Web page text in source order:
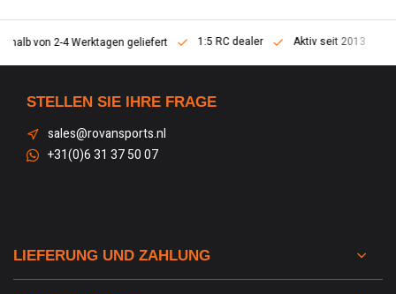
von 2-4 Werktagen geliefert 1:5 RC dealer Aktiv seit 2013
STELLEN SIE IHRE FRAGE
sales@rovansports.nl
+31(0)6 31 37 50 07
LIEFERUNG UND ZAHLUNG